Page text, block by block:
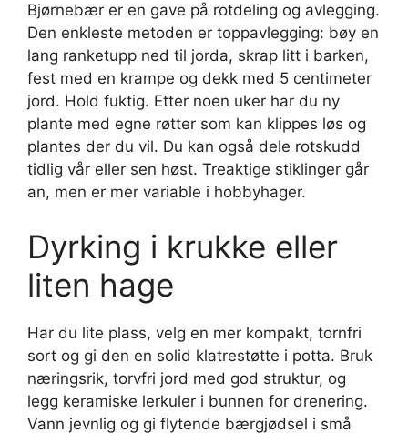
Bjørnebær er en gave på rotdeling og avlegging.
Den enkleste metoden er toppavlegging: bøy en
lang ranketupp ned til jorda, skrap litt i barken,
fest med en krampe og dekk med 5 centimeter
jord. Hold fuktig. Etter noen uker har du ny
plante med egne røtter som kan klippes løs og
plantes der du vil. Du kan også dele rotskudd
tidlig vår eller sen høst. Treaktige stiklinger går
an, men er mer variable i hobbyhager.
Dyrking i krukke eller
liten hage
Har du lite plass, velg en mer kompakt, tornfri
sort og gi den en solid klatrestøtte i potta. Bruk
næringsrik, torvfri jord med god struktur, og
legg keramiske lerkuler i bunnen for drenering.
Vann jevnlig og gi flytende bærgjødsel i små